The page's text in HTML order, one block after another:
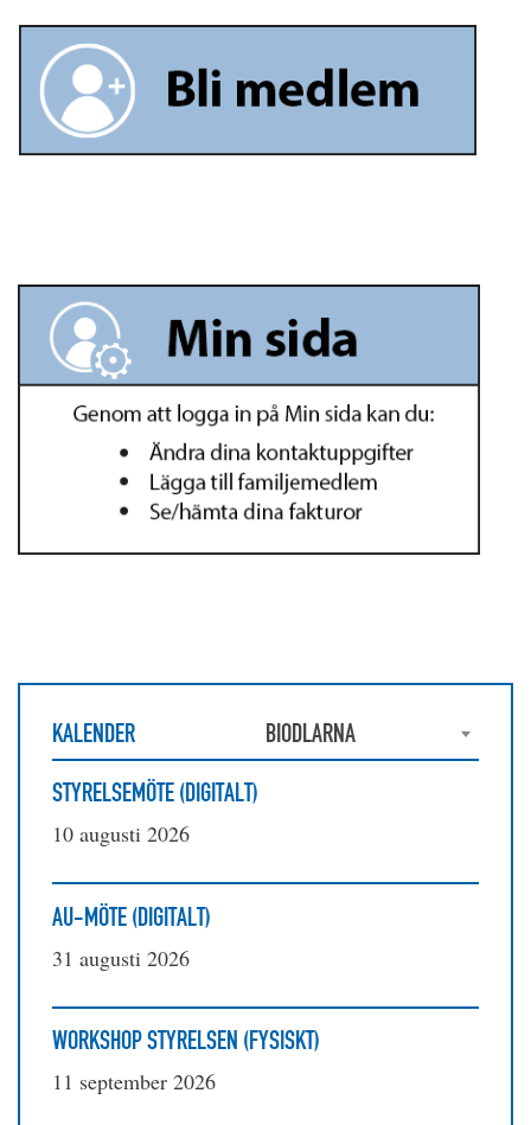
KALENDER
BIODLARNA
STYRELSEMÖTE (DIGITALT)
10 augusti 2026
AU-MÖTE (DIGITALT)
31 augusti 2026
WORKSHOP STYRELSEN (FYSISKT)
11 september 2026